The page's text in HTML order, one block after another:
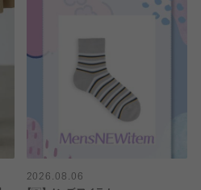
2026.08.06